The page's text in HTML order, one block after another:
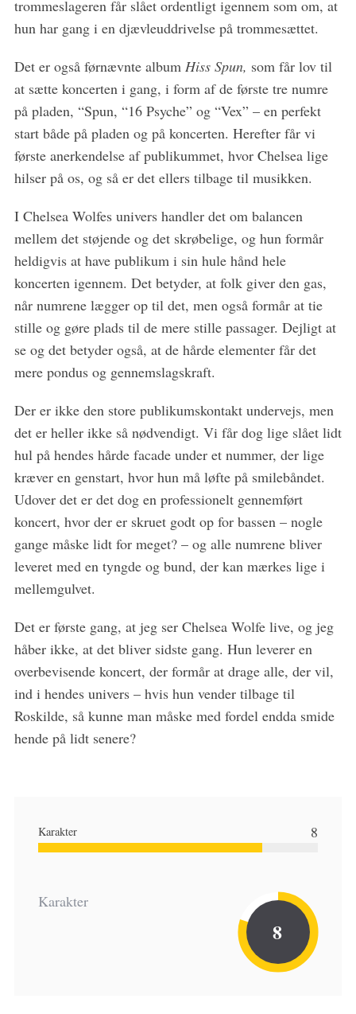
trommeslageren får slået ordentligt igennem som om, at
hun har gang i en djævleuddrivelse på trommesættet.
Det er også førnævnte album Hiss Spun, som får lov til
at sætte koncerten i gang, i form af de første tre numre
på pladen, “Spun, “16 Psyche” og “Vex” – en perfekt
start både på pladen og på koncerten. Herefter får vi
første anerkendelse af publikummet, hvor Chelsea lige
hilser på os, og så er det ellers tilbage til musikken.
I Chelsea Wolfes univers handler det om balancen
mellem det støjende og det skrøbelige, og hun formår
heldigvis at have publikum i sin hule hånd hele
koncerten igennem. Det betyder, at folk giver den gas,
når numrene lægger op til det, men også formår at tie
stille og gøre plads til de mere stille passager. Dejligt at
se og det betyder også, at de hårde elementer får det
mere pondus og gennemslagskraft.
Der er ikke den store publikumskontakt undervejs, men
det er heller ikke så nødvendigt. Vi får dog lige slået lidt
hul på hendes hårde facade under et nummer, der lige
kræver en genstart, hvor hun må løfte på smilebåndet.
Udover det er det dog en professionelt gennemført
koncert, hvor der er skruet godt op for bassen – nogle
gange måske lidt for meget? – og alle numrene bliver
leveret med en tyngde og bund, der kan mærkes lige i
mellemgulvet.
Det er første gang, at jeg ser Chelsea Wolfe live, og jeg
håber ikke, at det bliver sidste gang. Hun leverer en
overbevisende koncert, der formår at drage alle, der vil,
ind i hendes univers – hvis hun vender tilbage til
Roskilde, så kunne man måske med fordel endda smide
hende på lidt senere?
Karakter 8
Karakter
8